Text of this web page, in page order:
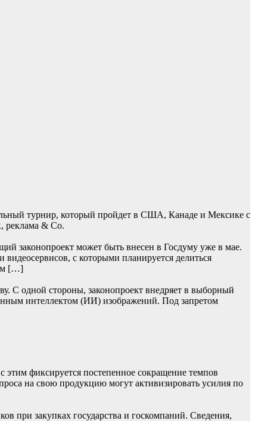
турнир, который пройдет в США, Канаде и Мексике с
реклама & Co.
законопроект может быть внесен в Госдуму уже в мае.
с которыми планируется делиться
[…]
С одной стороны, законопроект внедряет в выборный
интеллектом (ИИ) изображений. Под запретом
этим фиксируется постепенное сокращение темпов
на свою продукцию могут активизировать усилия по
при закупках государства и госкомпаний. Сведения,